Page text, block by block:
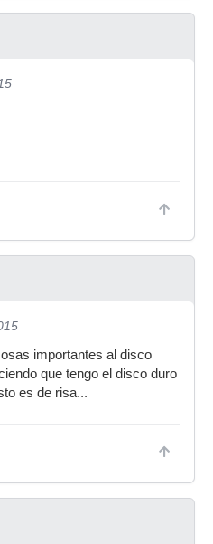
importantes al disco
que tengo el disco duro
es de risa...